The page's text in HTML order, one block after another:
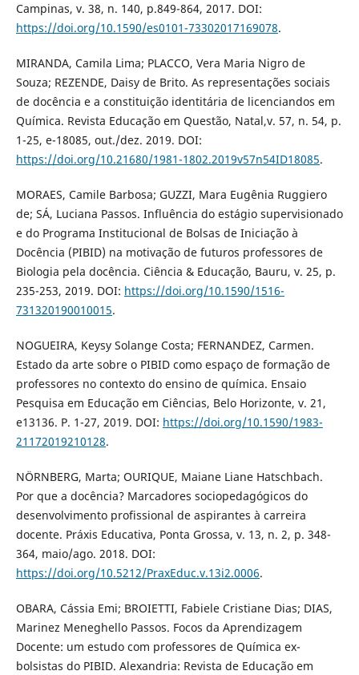
Campinas, v. 38, n. 140, p.849-864, 2017. DOI:
https://doi.org/10.1590/es0101-73302017169078.
MIRANDA, Camila Lima; PLACCO, Vera Maria Nigro de
Souza; REZENDE, Daisy de Brito. As representações sociais
de docência e a constituição identitária de licenciandos em
Química. Revista Educação em Questão, Natal,v. 57, n. 54, p.
1-25, e-18085, out./dez. 2019. DOI:
https://doi.org/10.21680/1981-1802.2019v57n54ID18085.
MORAES, Camile Barbosa; GUZZI, Mara Eugênia Ruggiero
de; SÁ, Luciana Passos. Influência do estágio supervisionado
e do Programa Institucional de Bolsas de Iniciação à
Docência (PIBID) na motivação de futuros professores de
Biologia pela docência. Ciência & Educação, Bauru, v. 25, p.
235-253, 2019. DOI: https://doi.org/10.1590/1516-
731320190010015.
NOGUEIRA, Keysy Solange Costa; FERNANDEZ, Carmen.
Estado da arte sobre o PIBID como espaço de formação de
professores no contexto do ensino de química. Ensaio
Pesquisa em Educação em Ciências, Belo Horizonte, v. 21,
e13136. P. 1-27, 2019. DOI: https://doi.org/10.1590/1983-
21172019210128.
NÖRNBERG, Marta; OURIQUE, Maiane Liane Hatschbach.
Por que a docência? Marcadores sociopedagógicos do
desenvolvimento profissional de aspirantes à carreira
docente. Práxis Educativa, Ponta Grossa, v. 13, n. 2, p. 348-
364, maio/ago. 2018. DOI:
https://doi.org/10.5212/PraxEduc.v.13i2.0006.
OBARA, Cássia Emi; BROIETTI, Fabiele Cristiane Dias; DIAS,
Marinez Meneghello Passos. Focos da Aprendizagem
Docente: um estudo com professores de Química ex-
bolsistas do PIBID. Alexandria: Revista de Educação em